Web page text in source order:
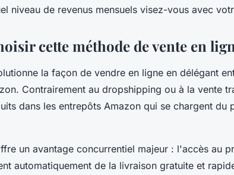
niveau de revenus mensuels visez-vous avec
cette méthode de vente en
la façon de vendre en ligne en délégant
Contrairement au dropshipping ou à la vente
dans les entrepôts Amazon qui se chargent du
un avantage concurrentiel majeur : l'accès au
automatiquement de la livraison gratuite et